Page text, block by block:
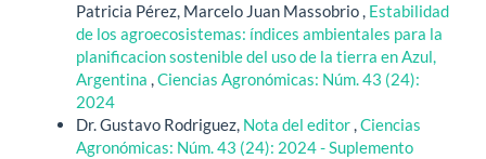
Patricia Pérez, Marcelo Juan Massobrio , Estabilidad
de los agroecosistemas: índices ambientales para la
planificacion sostenible del uso de la tierra en Azul,
Argentina ,Ciencias Agronómicas: Núm. 43 (24):
2024
Dr. Gustavo Rodriguez, Nota del editor,Ciencias
Agronómicas: Núm. 43 (24): 2024 - Suplemento